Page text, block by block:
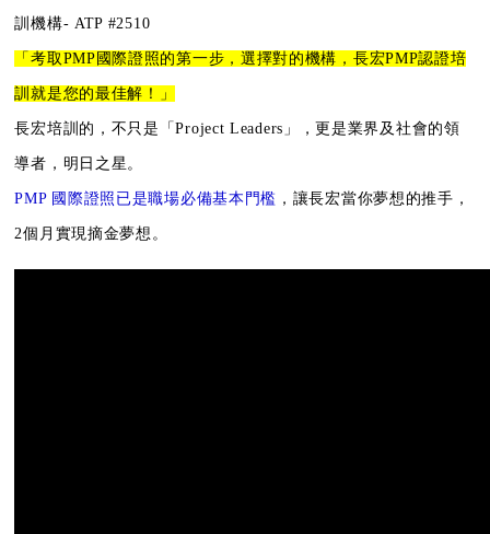
訓機構- ATP #2510
「考取PMP國際證照的第一步， 選擇對的機構，長宏PMP認證培
訓就是您的最佳解！」
長宏培訓的，不只是「Project Leaders」，更是業界及社會的領
導者，明日之星。
PMP 國際證照已是職場必備基本門檻 ，讓長宏當你夢想的推手，
2個月實現摘金夢想。